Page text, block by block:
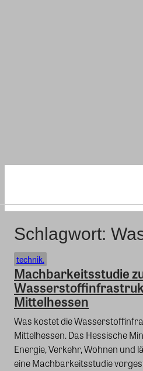
Schlagwort:
technik.
Machbarkeitsstudie
Mittelhessen
Was kostet die
Mittelhessen. Das Hessische
Energie, Verkehr, Wohnen und
eine Machbarkeitsstudie